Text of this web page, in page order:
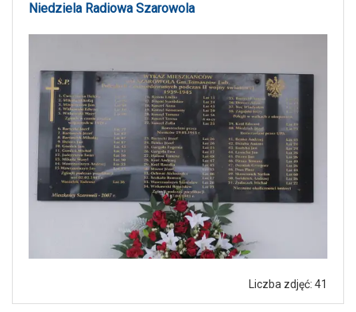
Niedziela Radiowa Szarowola
Liczba zdjęć: 41